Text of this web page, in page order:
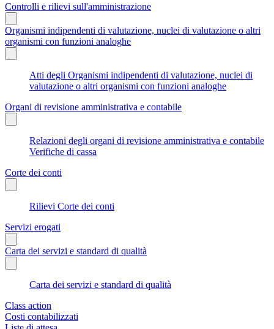
Controlli e rilievi sull'amministrazione
Organismi indipendenti di valutazione, nuclei di valutazione o altri
organismi con funzioni analoghe
Atti degli Organismi indipendenti di valutazione, nuclei di
valutazione o altri organismi con funzioni analoghe
Organi di revisione amministrativa e contabile
Relazioni degli organi di revisione amministrativa e contabile
Verifiche di cassa
Corte dei conti
Rilievi Corte dei conti
Servizi erogati
Carta dei servizi e standard di qualità
Carta dei servizi e standard di qualità
Class action
Costi contabilizzati